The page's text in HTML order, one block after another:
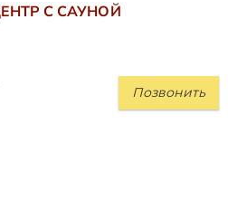
С САУНОЙ
Позвонить